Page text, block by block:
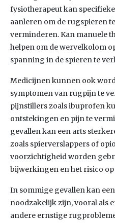
fysiotherapeut kan
aanleren om de rugspieren
verminderen. Kan manuele
helpen om de wervelkolom
spanning in de spieren te
Medicijnen kunnen ook
symptomen van rugpijn te
pijnstillers zoals ibuprofen
ontstekingen en pijn te
gevallen kan een arts
zoals spierverslappers of
voorzichtigheid worden
bijwerkingen en het risico
In sommige gevallen kan
noodzakelijk zijn, vooral als
andere ernstige